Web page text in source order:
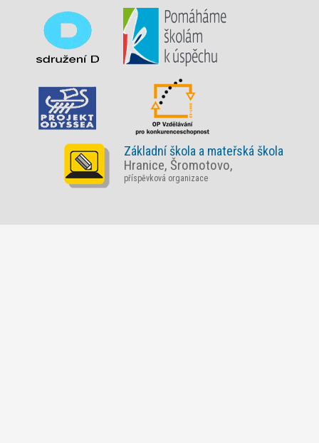
Základní škola a mateřská škola
Hranice, Šromotovo,
příspěvková organizace